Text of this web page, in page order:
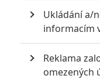
Jurský svět 2
Ukládání a/
informacím
Reklama
omezených